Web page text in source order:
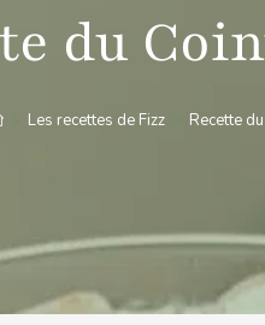
du
Les recettes de Fizz Recette